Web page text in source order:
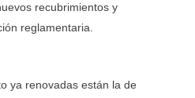
recubrimientos y
reglamentaria.
ya renovadas están la de